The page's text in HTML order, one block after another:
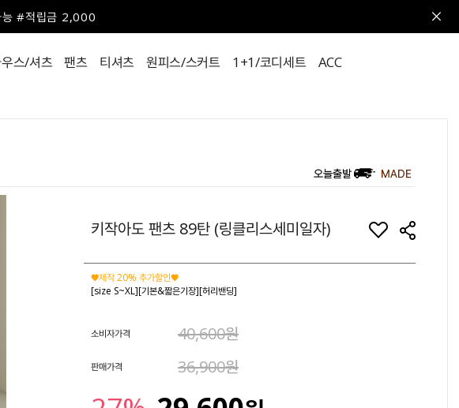
능 #적립금 2,000
스/셔츠 팬츠 티셔츠 원피스/스커트 1+1/코디세트 ACC
키작아도 팬츠 89탄 (링클리스세미일자)
♥제작 20% 추가할인♥
[size S~XL][기본&짧은기장][허리밴딩]
소비자가격 40,600원
판매가격 36,900원